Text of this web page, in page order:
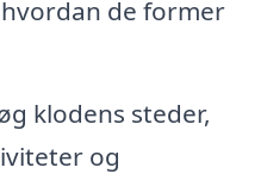
de former
klodens steder,
og